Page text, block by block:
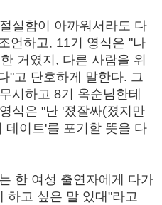
실함이 아까워서라도 다
언하고, 11기 영식은 "나
거였지, 다른 사람을 위
"고 단호하게 말한다. 그
시하고 8기 옥순님한테
식은 "난 '졌잘싸(졌지만
데이트'를 포기할 뜻을 다
한 여성 출연자에게 다가
하고 싶은 말 있대"라고